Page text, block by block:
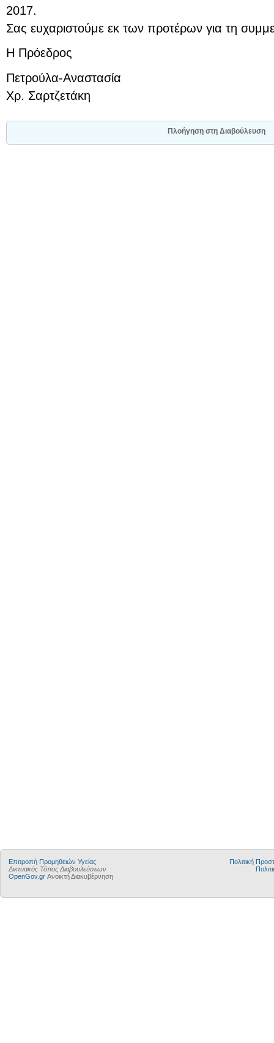
2017.
Σας ευχαριστούμε εκ των προτέρων για τη
Η Πρόεδρος
Πετρούλα-Αναστασία
Χρ. Σαρτζετάκη
Πλοήγηση στη Διαβούλευση
Επιτροπή Προμηθειών Υγείας
Δικτυακός Τόπος Διαβουλεύσεων
OpenGov.gr Ανοικτή Διακυβέρνηση
Πολιτική